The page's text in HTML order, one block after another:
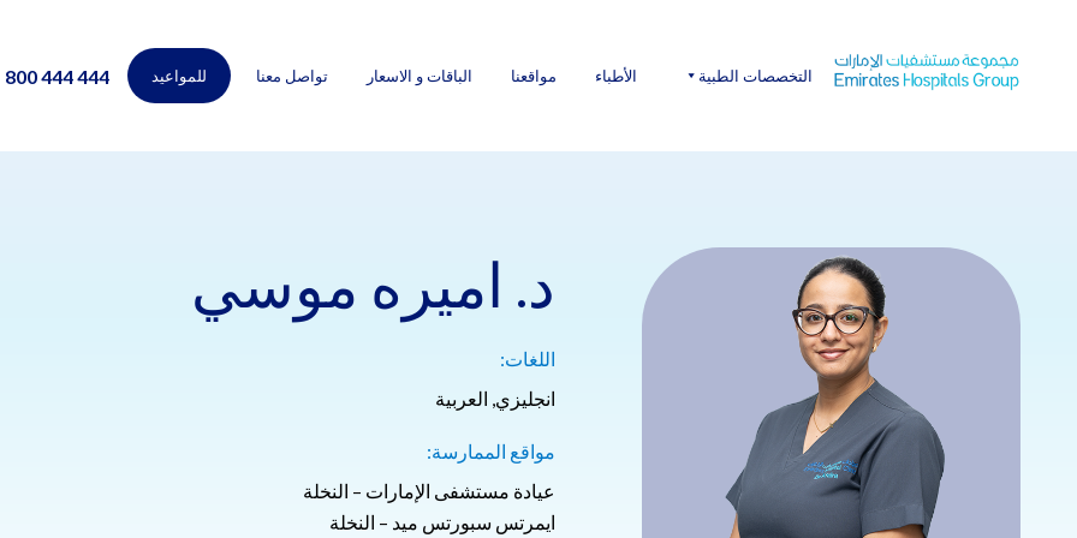
content
التخصصات الطبية الأطباء مواقعنا الباقات و الاسعار تواصل معنا للمواعيد 800 444 444
د. اميره موسي
اللغات:
انجليزي, العربية
مواقع الممارسة:
عيادة مستشفى الإمارات – النخلة
ايمرتس سبورتس ميد – النخلة